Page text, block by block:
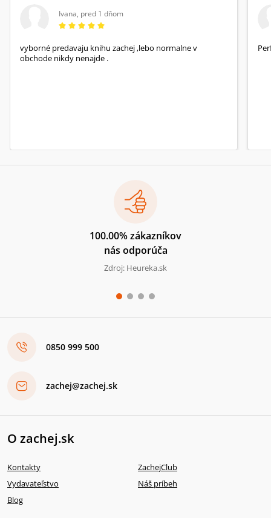
Ivana, pred 1 dňom
vyborné predavaju knihu zachej ,lebo normalne v
obchode nikdy nenajde .
100.00% zákazníkov
nás odporúča
Zdroj: Heureka.sk
0850 999 500
zachej@zachej.sk
O zachej.sk
Kontakty
ZachejClub
Vydavateľstvo
Náš príbeh
Blog